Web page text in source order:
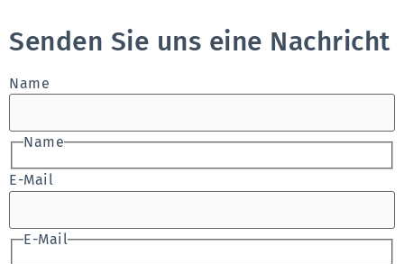
Senden Sie uns eine Nachricht
Name
Name
E-Mail
E-Mail